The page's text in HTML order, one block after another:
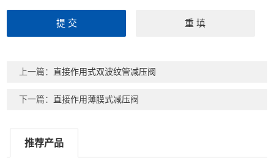
上一篇： 直接作用式双波纹管减压阀
下一篇： 直接作用薄膜式减压阀
推荐产品